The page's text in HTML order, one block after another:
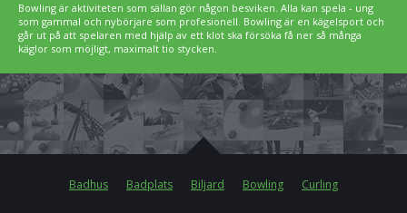
Bowling är aktiviteten som sällan gör någon besviken. Alla kan spela - ung
som gammal och nybörjare som profesionell. Bowling är en kägelsport och
går ut på att spelaren med hjälp av ett klot ska försöka få ner så många
käglor som möjligt, maximalt tio stycken.
Badhus Badplats Biljard Bowling Curling